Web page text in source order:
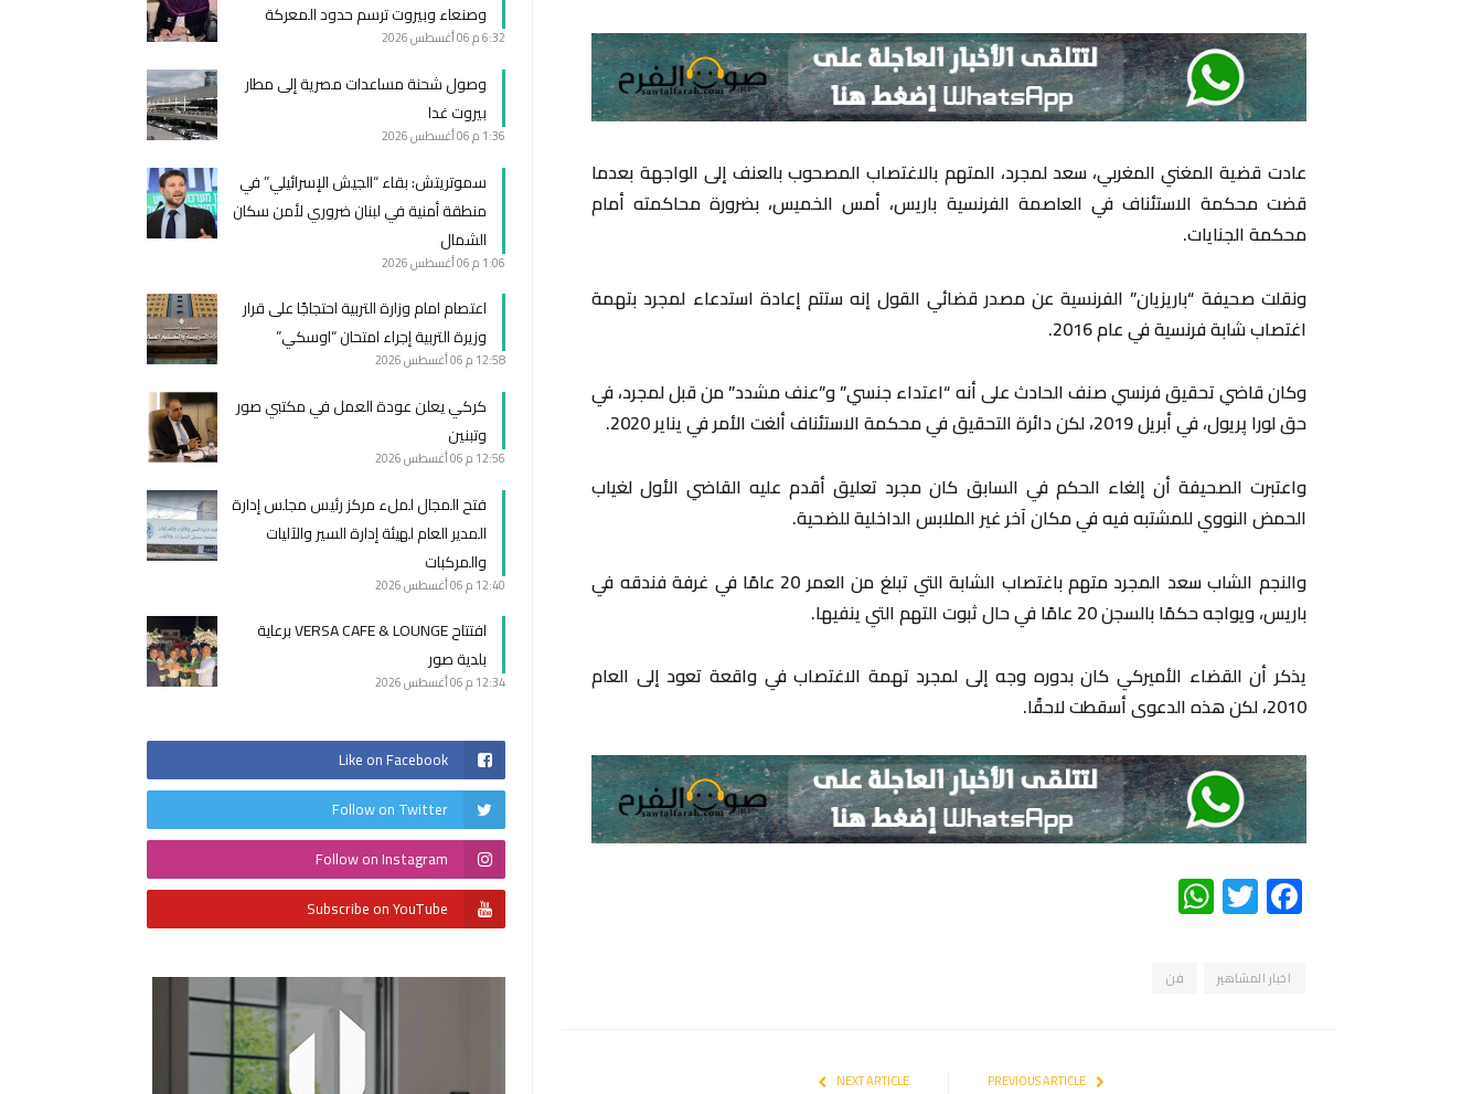
عادت قضية المغني المغربي، سعد لمجرد، المتهم بالاغتصاب المصحوب بالعنف إلى الواجهة بعدما
قضت محكمة الاستئناف في العاصمة الفرنسية باريس، أمس الخميس، بضرورة محاكمته أمام
محكمة الجنايات.
ونقلت صحيفة “باريزيان” الفرنسية عن مصدر قضائي القول إنه ستتم إعادة استدعاء لمجرد بتهمة
اغتصاب شابة فرنسية في عام 2016.
وكان قاضي تحقيق فرنسي صنف الحادث على أنه “اعتداء جنسي” و”عنف مشدد” من قبل لمجرد، في
حق لورا پريول، في أبريل 2019، لكن دائرة التحقيق في محكمة الاستئناف ألغت الأمر في يناير 2020.
واعتبرت الصحيفة أن إلغاء الحكم في السابق كان مجرد تعليق أقدم عليه القاضي الأول لغياب
الحمض النووي للمشتبه فيه في مكان آخر غير الملابس الداخلية للضحية.
والنجم الشاب سعد المجرد متهم باغتصاب الشابة التي تبلغ من العمر 20 عامًا في غرفة فندقه في
باريس، ويواجه حكمًا بالسجن 20 عامًا في حال ثبوت التهم التي ينفيها.
يذكر أن القضاء الأميركي كان بدوره وجه إلى لمجرد تهمة الاغتصاب في واقعة تعود إلى العام
2010، لكن هذه الدعوى أسقطت لاحقًا.
Facebook
Twitter
اخبار المشاهير فن
NEXT ARTICLE
وصنعاء وبيروت ترسم حدود المعركة
6:32 م 06 أغسطس 2026
وصول شحنة مساعدات مصرية إلى مطار
بيروت غدا
1:36 م 06 أغسطس 2026
سموتريتش: بقاء “الجيش الإسرائيلي” في
منطقة أمنية في لبنان ضروري لأمن سكان
الشمال
1:06 م 06 أغسطس 2026
اعتصام امام وزارة التربية احتجاجًا على قرار
وزيرة التربية إجراء امتحان “اوسكي”
12:58 م 06 أغسطس 2026
كركي يعلن عودة العمل في مكتبي صور
وتبنين
12:56 م 06 أغسطس 2026
فتح المجال لملء مركز رئيس مجلس إدارة
المدير العام لهيئة إدارة السير والآليات
والمركبات
12:40 م 06 أغسطس 2026
افتتاح VERSA CAFE & LOUNGE برعاية
بلدية صور
12:34 م 06 أغسطس 2026
Like on Facebook
Follow on Twitter
Follow on Instagram
Subscribe on YouTube